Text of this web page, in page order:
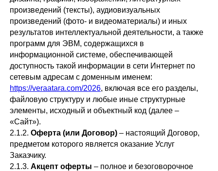
произведений (тексты), аудиовизуальных
произведений (фото- и видеоматериалы) и иных
результатов интеллектуальной деятельности, а также
программ для ЭВМ, содержащихся в
информационной системе, обеспечивающей
доступность такой информации в сети Интернет по
сетевым адресам с доменным именем:
https://veraatara.com/2026, включая все его разделы,
файловую структуру и любые иные структурные
элементы, исходный и объектный код (далее –
«Сайт»).
2.1.2. Оферта (или Договор) – настоящий Договор,
предметом которого является оказание Услуг
Заказчику.
2.1.3. Акцепт оферты – полное и безоговорочное